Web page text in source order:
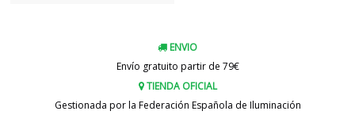
ENVIO
Envío gratuito partir de 79€
TIENDA OFICIAL
Gestionada por la Federación Española de Iluminación